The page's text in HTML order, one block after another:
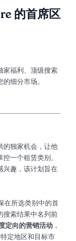
的首席区
家福利、顶级搜索
细分市场。
的独家机会，让他
一个租赁类别。
兴趣，该计划旨在
在所选类别中的首
搜索结果中名列前
定向的营销活动 ，
定地区和目标市